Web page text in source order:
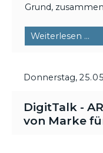
Grund,
Weiterlesen …
Donnerstag,
DigitTalk -
von Marke